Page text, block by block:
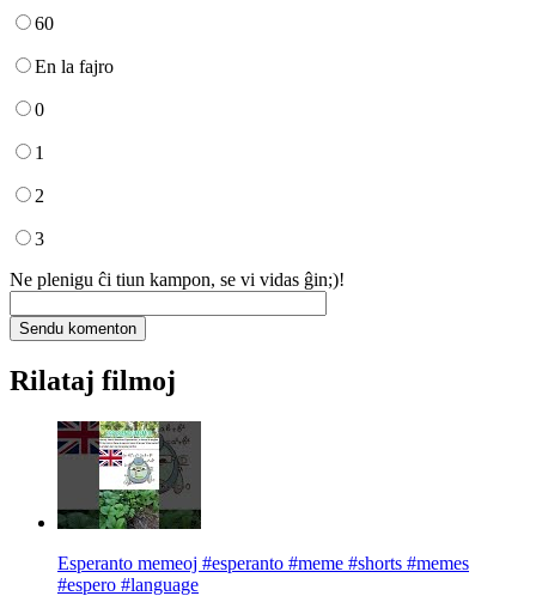
60
En la fajro
0
1
2
3
Ne plenigu ĉi tiun kampon, se vi vidas ĝin;)!
Rilataj filmoj
Esperanto memeoj #esperanto #meme #shorts #memes
#espero #language